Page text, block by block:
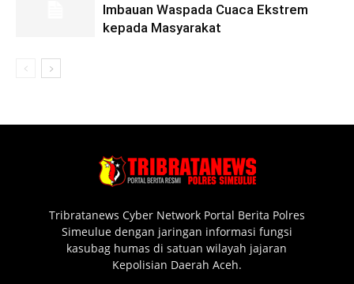
Imbauan Waspada Cuaca Ekstrem
kepada Masyarakat
Tribratanews Cyber Network Portal Berita Polres
Simeulue dengan jaringan informasi fungsi
kasubag humas di satuan wilayah jajaran
Kepolisian Daerah Aceh.